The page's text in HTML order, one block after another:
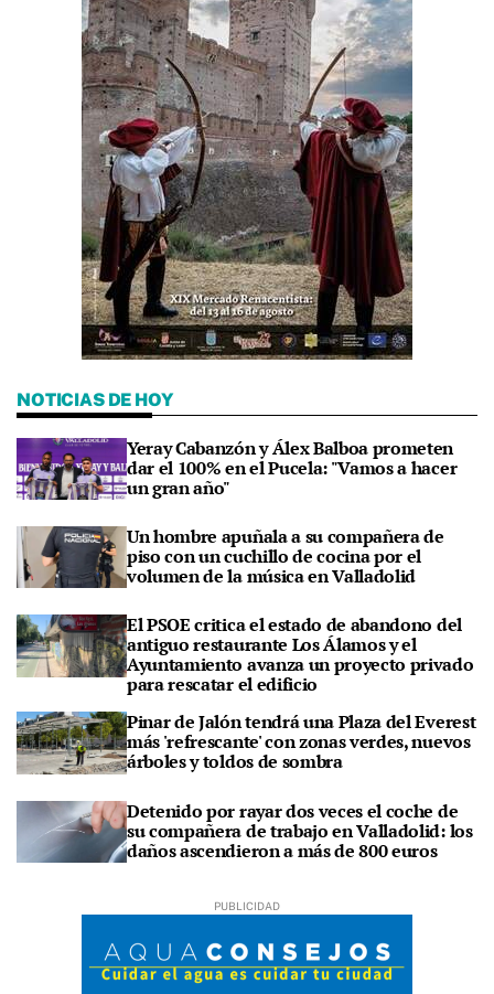
NOTICIAS DE HOY
Yeray Cabanzón y Álex Balboa prometen
dar el 100% en el Pucela: "Vamos a hacer
un gran año"
Un hombre apuñala a su compañera de
piso con un cuchillo de cocina por el
volumen de la música en Valladolid
El PSOE critica el estado de abandono del
antiguo restaurante Los Álamos y el
Ayuntamiento avanza un proyecto privado
para rescatar el edificio
Pinar de Jalón tendrá una Plaza del Everest
más 'refrescante' con zonas verdes, nuevos
árboles y toldos de sombra
Detenido por rayar dos veces el coche de
su compañera de trabajo en Valladolid: los
daños ascendieron a más de 800 euros